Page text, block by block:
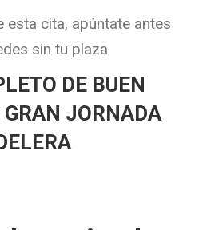
esta cita, apúntate antes
sin tu plaza
DE BUEN
JORNADA